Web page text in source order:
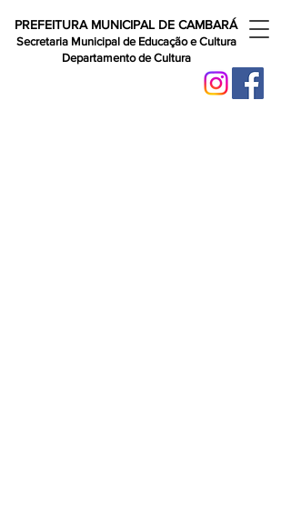
PREFEITURA MUNICIPAL DE CAMBARÁ
Secretaria Municipal de Educação e Cultura
Departamento de Cultura